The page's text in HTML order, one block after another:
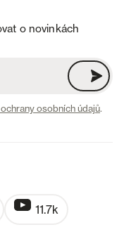
o novinkách
osobních údajů.
11.7k